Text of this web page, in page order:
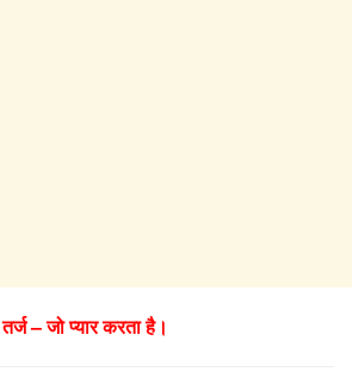
तर्ज – जो प्यार करता है।